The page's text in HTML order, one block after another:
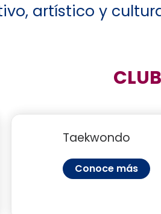
artístico y
Taekwondo
Conoce más